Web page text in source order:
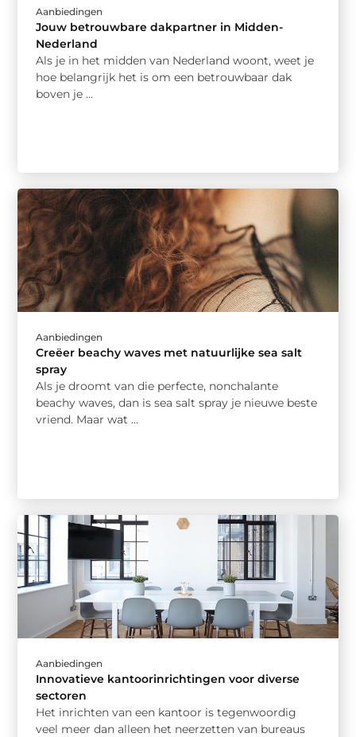
Aanbiedingen
Jouw betrouwbare dakpartner in Midden-
Nederland
Als je in het midden van Nederland woont, weet je
hoe belangrijk het is om een betrouwbaar dak
boven je ...
Aanbiedingen
Creëer beachy waves met natuurlijke sea salt
spray
Als je droomt van die perfecte, nonchalante
beachy waves, dan is sea salt spray je nieuwe beste
vriend. Maar wat ...
Aanbiedingen
Innovatieve kantoorinrichtingen voor diverse
sectoren
Het inrichten van een kantoor is tegenwoordig
veel meer dan alleen het neerzetten van bureaus